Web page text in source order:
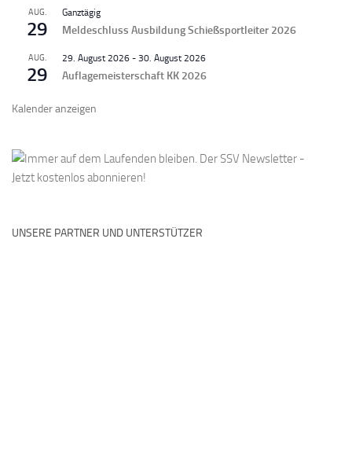
AUG.
29
Ganztägig
Meldeschluss Ausbildung Schießsportleiter 2026
AUG.
29
29. August 2026 - 30. August 2026
Auflagemeisterschaft KK 2026
Kalender anzeigen
UNSERE PARTNER UND UNTERSTÜTZER